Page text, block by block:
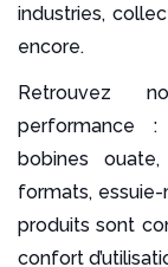
industries,
encore.
Retrouvez
performance :
bobines
formats,
produits sont
confort